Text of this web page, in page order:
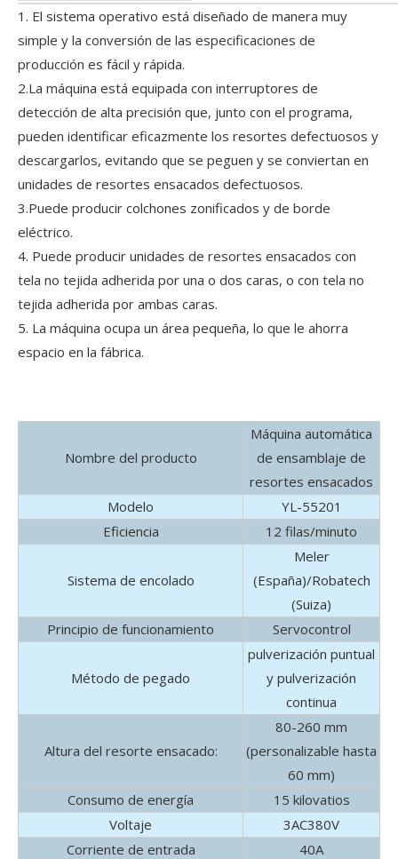
Del 19 al 22 de mayo, Guangdong Yulun Intelligent
1. El sistema operativo está diseñado de manera muy
simple y la conversión de las especificaciones de
producción es fácil y rápida.
2.La máquina está equipada con interruptores de
detección de alta precisión que, junto con el programa,
pueden identificar eficazmente los resortes defectuosos y
descargarlos, evitando que se peguen y se conviertan en
unidades de resortes ensacados defectuosos.
3.Puede producir colchones zonificados y de borde
eléctrico.
4. Puede producir unidades de resortes ensacados con
tela no tejida adherida por una o dos caras, o con tela no
tejida adherida por ambas caras.
5. La máquina ocupa un área pequeña, lo que le ahorra
espacio en la fábrica.
Nombre del producto
Máquina automática
de ensamblaje de
resortes ensacados
Modelo
YL-55201
Eficiencia
12 filas/minuto
Sistema de encolado
Meler
(España)/Robatech
(Suiza)
Principio de funcionamiento
Servocontrol
Método de pegado
pulverización puntual
y pulverización
continua
Altura del resorte ensacado:
80-260 mm
(personalizable hasta
60 mm)
Consumo de energía
15 kilovatios
Voltaje
3AC380V
Corriente de entrada
40A